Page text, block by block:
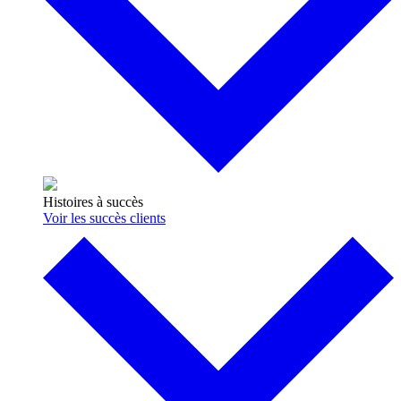
Histoires à succès
Voir les succès clients